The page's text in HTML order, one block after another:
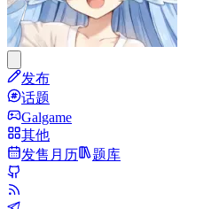
发布
话题
Galgame
其他
发售月历
题库